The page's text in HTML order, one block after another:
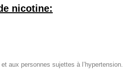
nicotine:
aux personnes sujettes à l’hypertension.